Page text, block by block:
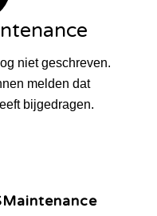
niet geschreven.
melden dat
bijgedragen.